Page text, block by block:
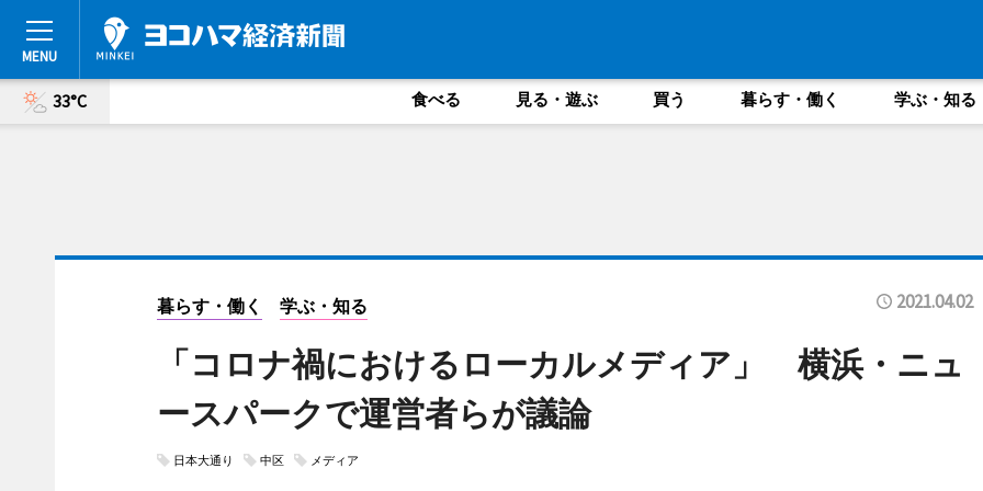
33°C 食べる 見る・遊ぶ 買う 暮らす・働く 学ぶ・知る
暮らす・働く 学ぶ・知る 2021.04.02
「コロナ禍におけるローカルメディア」 横浜・ニュ
ースパークで運営者らが議論
日本大通り 中区 メディア